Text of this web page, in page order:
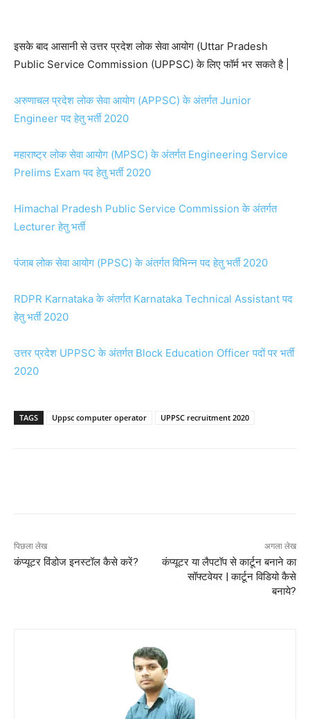
इसके बाद आसानी से उत्तर प्रदेश लोक सेवा आयोग (Uttar Pradesh
Public Service Commission (UPPSC) के लिए फॉर्म भर सकते है |
अरुणाचल प्रदेश लोक सेवा आयोग (APPSC) के अंतर्गत Junior
Engineer पद हेतु भर्ती 2020
महाराष्ट्र लोक सेवा आयोग (MPSC) के अंतर्गत Engineering Service
Prelims Exam पद हेतु भर्ती 2020
Himachal Pradesh Public Service Commission के अंतर्गत
Lecturer हेतु भर्ती
पंजाब लोक सेवा आयोग (PPSC) के अंतर्गत विभिन्न पद हेतु भर्ती 2020
RDPR Karnataka के अंतर्गत Karnataka Technical Assistant पद
हेतु भर्ती 2020
उत्तर प्रदेश UPPSC के अंतर्गत Block Education Officer पदों पर भर्ती
2020
TAGS Uppsc computer operator UPPSC recruitment 2020
पिछला लेख
कंप्यूटर विंडोज इनस्टॉल कैसे करें?
अगला लेख
कंप्यूटर या लैपटॉप से कार्टून बनाने का
सॉफ्टवेयर | कार्टून विडियो कैसे
बनाये?